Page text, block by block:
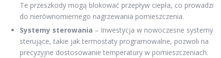
Te przeszkody mogą blokować przepływ ciepła, co prowadzi
do nierównomiernego nagrzewania pomieszczenia.
Systemy sterowania – Inwestycja w nowoczesne systemy
sterujące, takie jak termostaty programowalne, pozwoli na
precyzyjne dostosowanie temperatury w pomieszczeniach.